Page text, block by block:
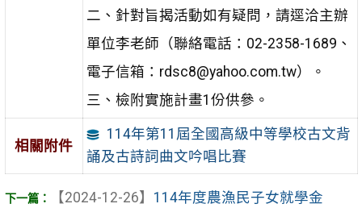
二、針對旨揭活動如有疑問，請逕洽主辦
單位李老師（聯絡電話：02-2358-1689、
電子信箱：rdsc8@yahoo.com.tw）。
三、檢附實施計畫1份供參。
相關附件
114年第11屆全國高級中等學校古文背
誦及古詩詞曲文吟唱比賽
【2024-12-26】 114年度農漁民子女就學金